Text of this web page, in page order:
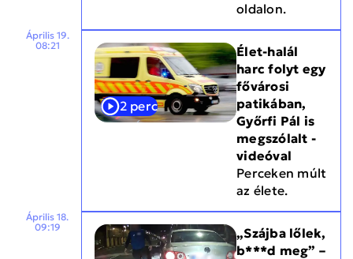
oldalon.
Április 19.
08:21
2 perc
Élet-halál
harc folyt egy
fővárosi
patikában,
Győrfi Pál is
megszólalt -
videóval
Perceken múlt
az élete.
Április 18.
09:19
„Szájba lőlek,
b***d meg” –